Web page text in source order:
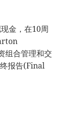
金，在10周
合管理和交
报告(Final